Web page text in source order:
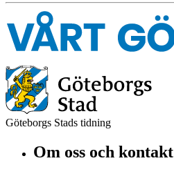
Göteborgs Stads tidning
Om oss och kontakt